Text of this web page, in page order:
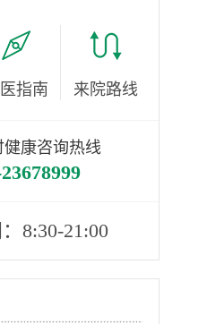
指南 来院路线
健康咨询热线
8:30-21:00